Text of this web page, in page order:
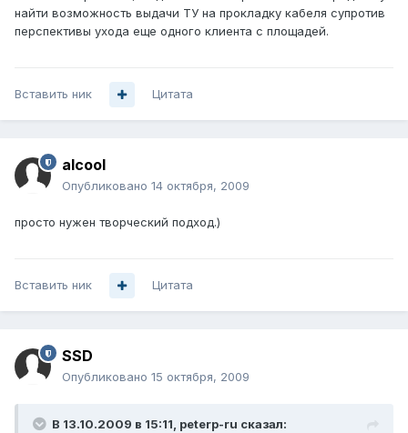
найти возможность выдачи ТУ на прокладку кабеля супротив
перспективы ухода еще одного клиента с площадей.
Вставить ник Цитата
alcool
Опубликовано 14 октября, 2009
просто нужен творческий подход.)
Вставить ник Цитата
SSD
Опубликовано 15 октября, 2009
В 13.10.2009 в 15:11, peterp-ru сказал: